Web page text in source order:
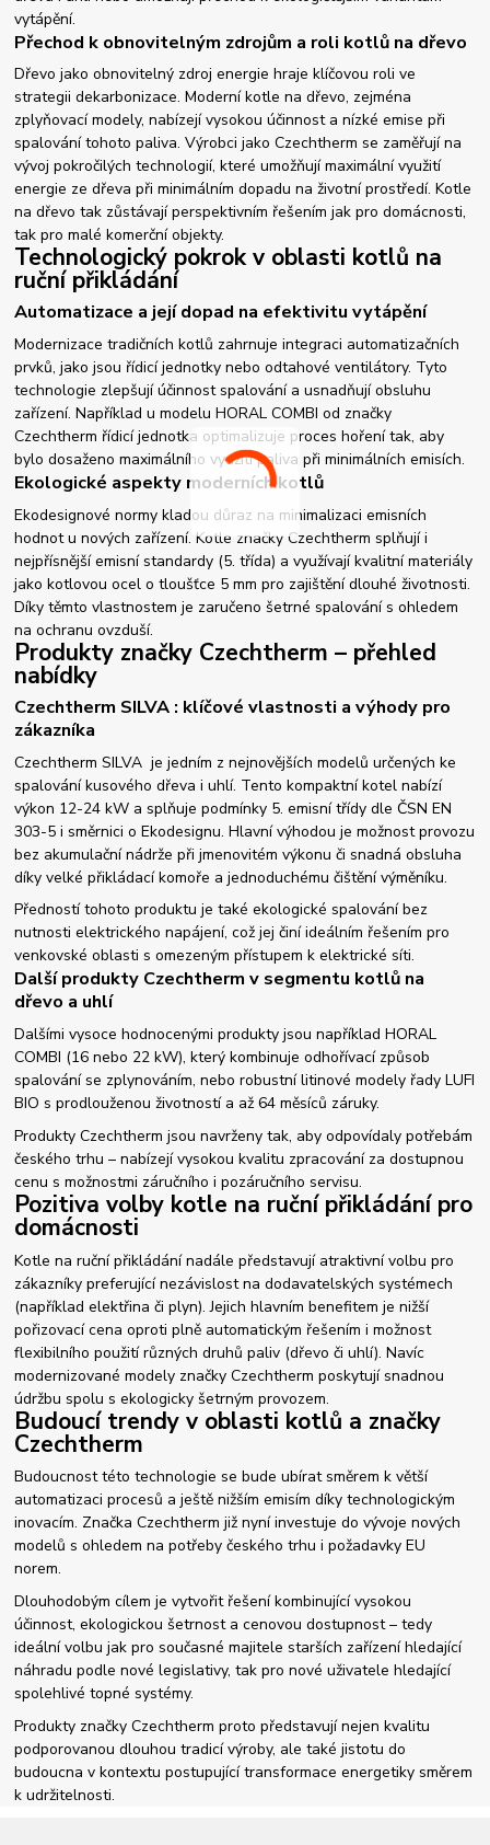
vytápění.
Přechod k obnovitelným zdrojům a roli kotlů na dřevo
Dřevo jako obnovitelný zdroj energie hraje klíčovou roli ve
strategii dekarbonizace. Moderní kotle na dřevo, zejména
zplyňovací modely, nabízejí vysokou účinnost a nízké emise při
spalování tohoto paliva. Výrobci jako Czechtherm se zaměřují na
vývoj pokročilých technologií, které umožňují maximální využití
energie ze dřeva při minimálním dopadu na životní prostředí. Kotle
na dřevo tak zůstávají perspektivním řešením jak pro domácnosti,
tak pro malé komerční objekty.
Technologický pokrok v oblasti kotlů na
ruční přikládání
Automatizace a její dopad na efektivitu vytápění
Modernizace tradičních kotlů zahrnuje integraci automatizačních
prvků, jako jsou řídicí jednotky nebo odtahové ventilátory. Tyto
technologie zlepšují účinnost spalování a usnadňují obsluhu
zařízení. Například u modelu HORAL COMBI od značky
Czechtherm řídicí jednotka optimalizuje proces hoření tak, aby
bylo dosaženo maximálního využití paliva při minimálních emisích.
Ekologické aspekty moderních kotlů
Ekodesignové normy kladou důraz na minimalizaci emisních
hodnot u nových zařízení. Kotle značky Czechtherm splňují i
nejpřísnější emisní standardy (5. třída) a využívají kvalitní materiály
jako kotlovou ocel o tloušťce 5 mm pro zajištění dlouhé životnosti.
Díky těmto vlastnostem je zaručeno šetrné spalování s ohledem
na ochranu ovzduší.
Produkty značky Czechtherm – přehled
nabídky
Czechtherm SILVA : klíčové vlastnosti a výhody pro
zákazníka
Czechtherm SILVA je jedním z nejnovějších modelů určených ke
spalování kusového dřeva i uhlí. Tento kompaktní kotel nabízí
výkon 12-24 kW a splňuje podmínky 5. emisní třídy dle ČSN EN
303-5 i směrnici o Ekodesignu. Hlavní výhodou je možnost provozu
bez akumulační nádrže při jmenovitém výkonu či snadná obsluha
díky velké přikládací komoře a jednoduchému čištění výměníku.
Předností tohoto produktu je také ekologické spalování bez
nutnosti elektrického napájení, což jej činí ideálním řešením pro
venkovské oblasti s omezeným přístupem k elektrické síti.
Další produkty Czechtherm v segmentu kotlů na
dřevo a uhlí
Dalšími vysoce hodnocenými produkty jsou například HORAL
COMBI (16 nebo 22 kW), který kombinuje odhořívací způsob
spalování se zplynováním, nebo robustní litinové modely řady LUFI
BIO s prodlouženou životností a až 64 měsíců záruky.
Produkty Czechtherm jsou navrženy tak, aby odpovídaly potřebám
českého trhu – nabízejí vysokou kvalitu zpracování za dostupnou
cenu s možnostmi záručního i pozáručního servisu.
Pozitiva volby kotle na ruční přikládání pro
domácnosti
Kotle na ruční přikládání nadále představují atraktivní volbu pro
zákazníky preferující nezávislost na dodavatelských systémech
(například elektřina či plyn). Jejich hlavním benefitem je nižší
pořizovací cena oproti plně automatickým řešením i možnost
flexibilního použití různých druhů paliv (dřevo či uhlí). Navíc
modernizované modely značky Czechtherm poskytují snadnou
údržbu spolu s ekologicky šetrným provozem.
Budoucí trendy v oblasti kotlů a značky
Czechtherm
Budoucnost této technologie se bude ubírat směrem k větší
automatizaci procesů a ještě nižším emisím díky technologickým
inovacím. Značka Czechtherm již nyní investuje do vývoje nových
modelů s ohledem na potřeby českého trhu i požadavky EU
norem.
Dlouhodobým cílem je vytvořit řešení kombinující vysokou
účinnost, ekologickou šetrnost a cenovou dostupnost – tedy
ideální volbu jak pro současné majitele starších zařízení hledající
náhradu podle nové legislativy, tak pro nové uživatele hledající
spolehlivé topné systémy.
Produkty značky Czechtherm proto představují nejen kvalitu
podporovanou dlouhou tradicí výroby, ale také jistotu do
budoucna v kontextu postupující transformace energetiky směrem
k udržitelnosti.